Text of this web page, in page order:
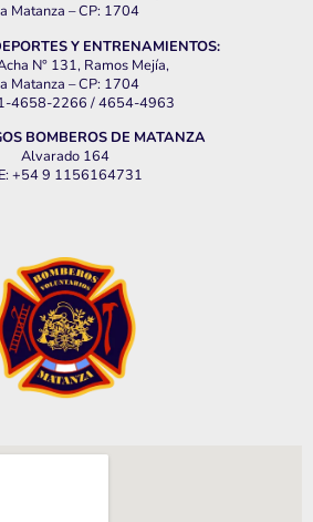
Matanza – CP: 1704
Y ENTRENAMIENTOS:
N° 131, Ramos Mejía,
Matanza – CP: 1704
4658-2266 / 4654-4963
BOMBEROS DE MATANZA
Alvarado 164
+54 9 1156164731